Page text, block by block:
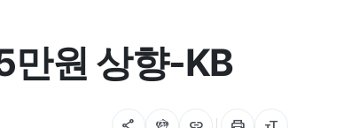
만원 상향-KB